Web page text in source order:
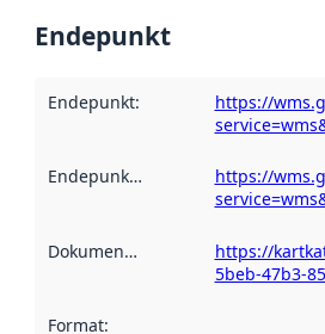
Endepunkt
Endepunkt:
https://
Endepunktbeskrivelse :
https://
Dokumentasjon
https://
5beb-47b3-
Format: